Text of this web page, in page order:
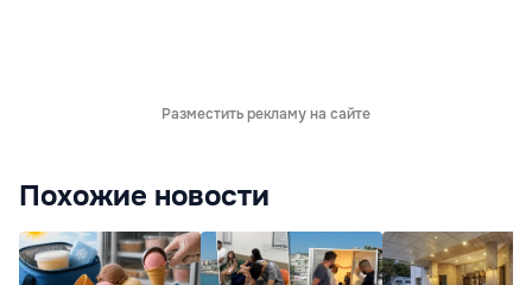
Разместить рекламу на сайте
Похожие новости